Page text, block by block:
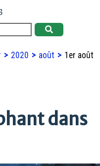
2020 août
1er août
dans